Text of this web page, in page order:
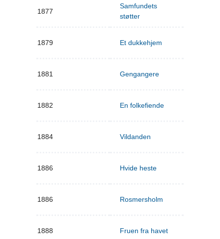
1877
Samfundets
støtter
1879 Et dukkehjem
1881 Gengangere
1882 En folkefiende
1884 Vildanden
1886 Hvide heste
1886 Rosmersholm
1888 Fruen fra havet